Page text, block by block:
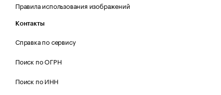
Правила использования изображений
Контакты
Справка по сервису
Поиск по ОГРН
Поиск по ИНН